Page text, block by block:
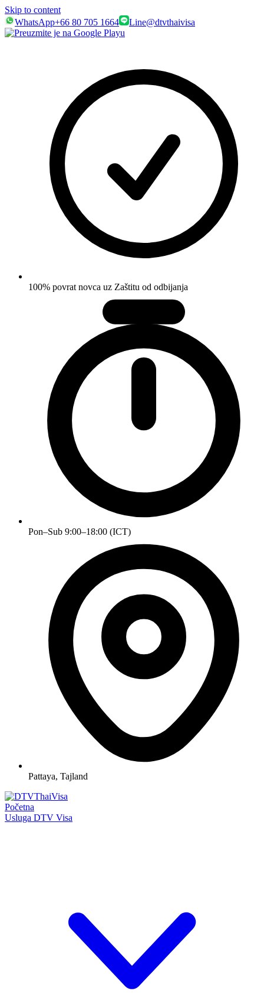
Skip to content
WhatsApp+66 80 705 1664 Line@dtvthaivisa
100% povrat novca uz Zaštitu od odbijanja
Pon–Sub 9:00–18:00 (ICT)
Pattaya, Tajland
Početna
Usluga DTV Visa